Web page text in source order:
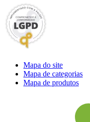
Mapa do site
Mapa de categorias
Mapa de produtos